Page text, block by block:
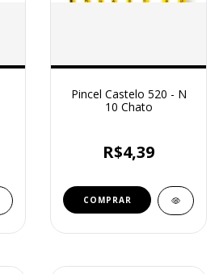
Pincel Castelo 520 - N
10 Chato
R$4,39